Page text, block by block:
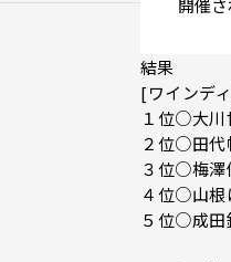
開催
結果
[ワインデ
１位○大川
２位○田代
３位○梅澤
４位○山根
５位○成